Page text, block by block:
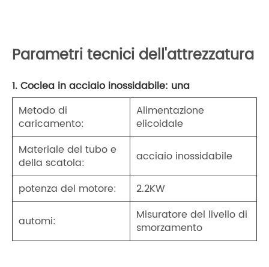
Parametri tecnici dell'attrezzatura
1. Coclea in acciaio inossidabile: una
Metodo di
caricamento:
Alimentazione
elicoidale
Materiale del tubo e
della scatola:
acciaio inossidabile
potenza del motore: 2.2KW
automi:
Misuratore del livello di
smorzamento